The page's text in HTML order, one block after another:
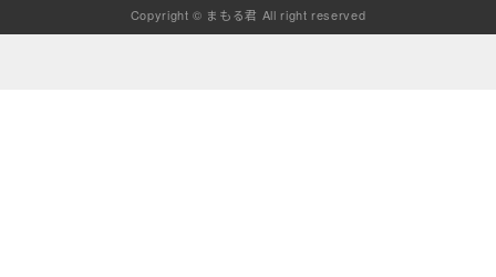
Copyright © まもる君 All right reserved